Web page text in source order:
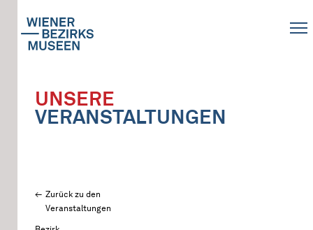
UNSERE
VERANSTALTUNGEN
Zurück zu den
Veranstaltungen